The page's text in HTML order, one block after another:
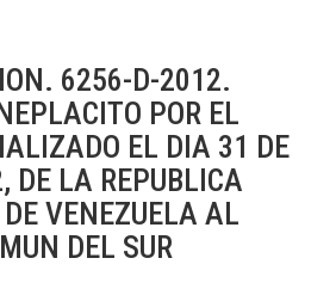
6256-D-2012.
POR EL
EL DIA 31 DE
DE LA REPUBLICA
VENEZUELA AL
DEL SUR